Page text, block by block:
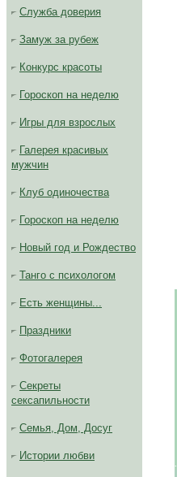
Служба доверия
Замуж за рубеж
Конкурс красоты
Гороскоп на неделю
Игры для взрослых
Галерея красивых
мужчин
Клуб одиночества
Гороскоп на неделю
Новый год и Рождество
Танго с психологом
Есть женщины...
Праздники
Фотогалерея
Секреты
сексапильности
Семья, Дом, Досуг
Истории любви